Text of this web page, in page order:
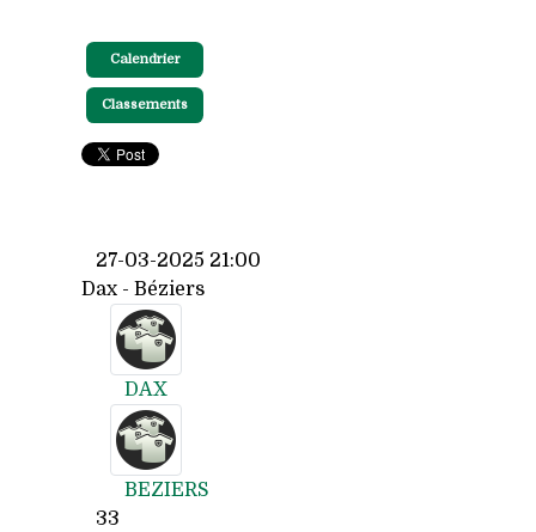
Calendrier
Classements
27-03-2025 21:00
Dax - Béziers
DAX
BEZIERS
33